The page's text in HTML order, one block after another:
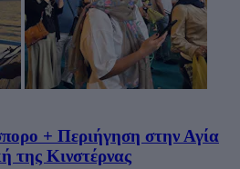
+ Περιήγηση στην Αγία
της Κινστέρνας